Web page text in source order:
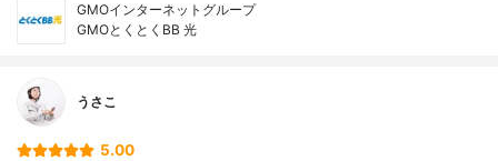
GMOインターネットグループ
GMOとくとくBB 光
うさこ
5.00